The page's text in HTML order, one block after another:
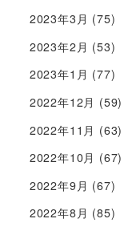
2023年3月 (75)
2023年2月 (53)
2023年1月 (77)
2022年12月 (59)
2022年11月 (63)
2022年10月 (67)
2022年9月 (67)
2022年8月 (85)